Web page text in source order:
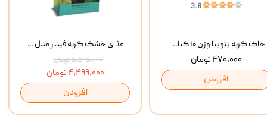
غذای خشک گربه فیدار مدل Adult وزن 10 کیلوگرم
۵,۵۲۵,۰۰۰ تومان
۴,۴۹۹,۰۰۰ تومان
افزودن
خاک گربه پتوپیا وزن ۱۰ کیلوگرم
۴۷۰,۰۰۰ تومان
افزودن